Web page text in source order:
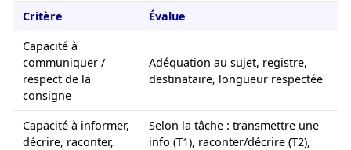
Critère
Évalue
Capacité à
communiquer /
respect de la
consigne
Adéquation au sujet, registre,
destinataire, longueur respectée
Capacité à informer,
décrire, raconter,
Selon la tâche : transmettre une
info (T1), raconter/décrire (T2),